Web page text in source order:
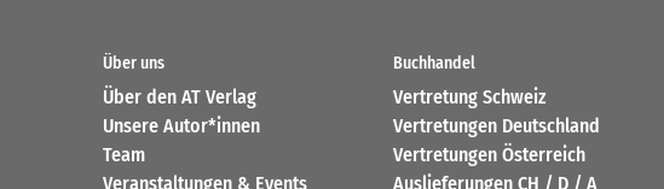
Über uns
Über den AT Verlag
Unsere Autor*innen
Team
Veranstaltungen & Events
Buchhandel
Vertretung Schweiz
Vertretungen Deutschland
Vertretungen Österreich
Auslieferungen CH / D / A